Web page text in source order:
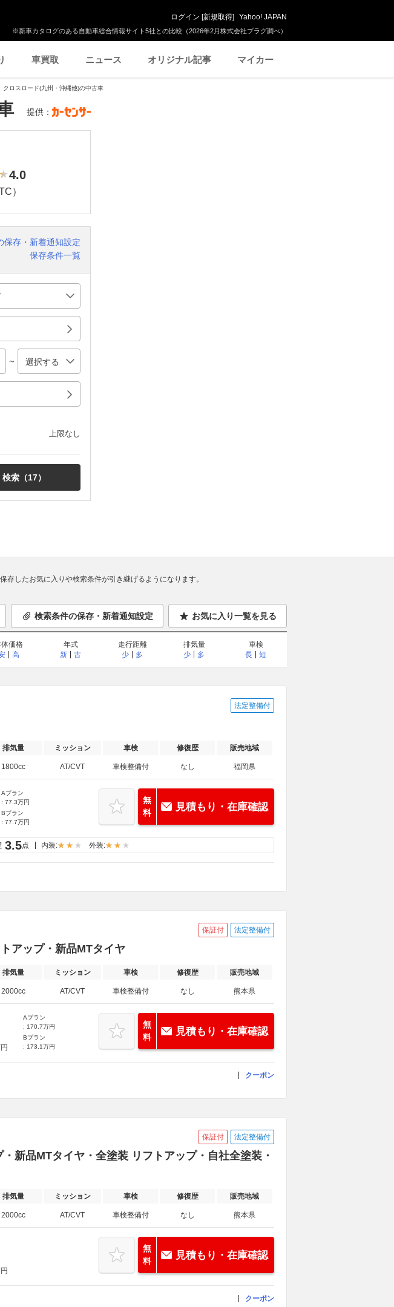
※新車カタログのある自動車総合情報サイト5社との比較（2026年2月株式会社プラグ調べ）
ログイン [新規取得] Yahoo! JAPAN
車買取 ニュース オリジナル記事 マイカー
クロスロード(九州・沖縄他)の中古車
提供：
4.0
）
保存・新着通知設定
保存条件一覧
～
上限なし
検索（17）
したお気に入りや検索条件が引き継げるようになります。
検索条件の保存・新着通知設定 お気に入り一覧を見る
体価格
高
年式
新
古
走行距離
少
多
排気量
少
多
車検
長
短
法定整備付
排気量 ミッション 車検 修復歴 販売地域
1800cc AT/CVT 車検整備付 なし 福岡県
Aプラン
: 77.3万円
Bプラン
: 77.7万円
無
料
見積もり・在庫確認
3.5点 内装: 外装:
保証付 法定整備付
アップ・新品MTタイヤ
排気量 ミッション 車検 修復歴 販売地域
2000cc AT/CVT 車検整備付 なし 熊本県
Aプラン
: 170.7万円
Bプラン
: 173.1万円
無
料
見積もり・在庫確認
クーポン
保証付 法定整備付
新品MTタイヤ・全塗装 リフトアップ・自社全塗装・
排気量 ミッション 車検 修復歴 販売地域
2000cc AT/CVT 車検整備付 なし 熊本県
無
料
見積もり・在庫確認
クーポン